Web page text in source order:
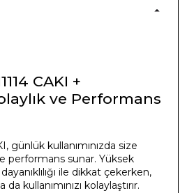
CAKI +
ve Performans
günlük kullanımınızda size
performans sunar. Yüksek
ile dikkat çekerken,
kullanımınızı kolaylaştırır.